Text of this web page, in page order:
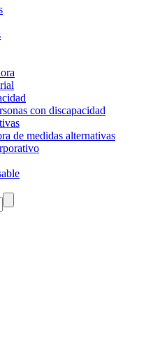
con discapacidad
de medidas alternativas